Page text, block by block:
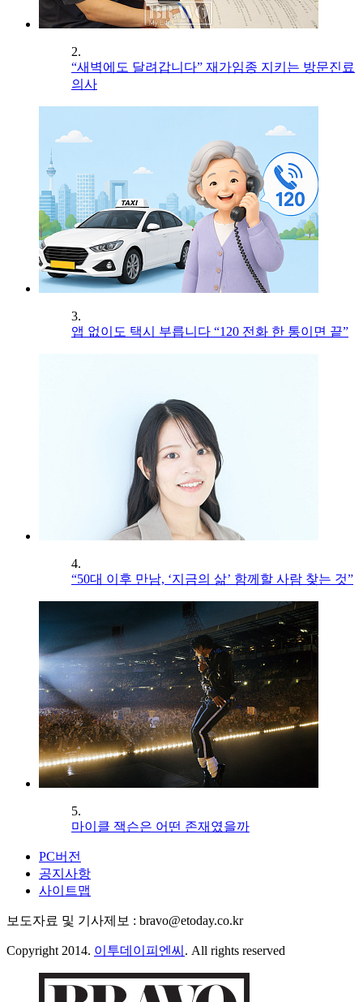
2.
“새벽에도 달려갑니다” 재가임종 지키는 방문진료
의사
3.
앱 없이도 택시 부릅니다 “120 전화 한 통이면 끝”
4.
“50대 이후 만남, ‘지금의 삶’ 함께할 사람 찾는 것”
5.
마이클 잭슨은 어떤 존재였을까
PC버전
공지사항
사이트맵
보도자료 및 기사제보 : bravo@etoday.co.kr
Copyright 2014. 이투데이피엔씨 . All rights reserved